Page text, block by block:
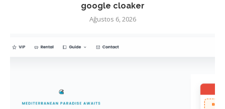
google cloaker
Ağustos 6, 2026